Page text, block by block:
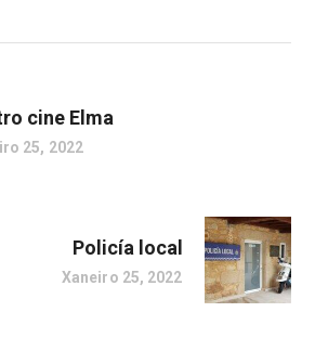
cine Elma
25, 2022
Policía local
Xaneiro 25, 2022